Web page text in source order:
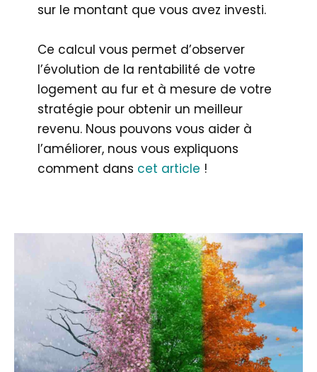
sur le montant que vous avez investi.
Ce calcul vous permet d’observer
l’évolution de la rentabilité de votre
logement au fur et à mesure de votre
stratégie pour obtenir un meilleur
revenu. Nous pouvons vous aider à
l’améliorer, nous vous expliquons
comment dans cet article !